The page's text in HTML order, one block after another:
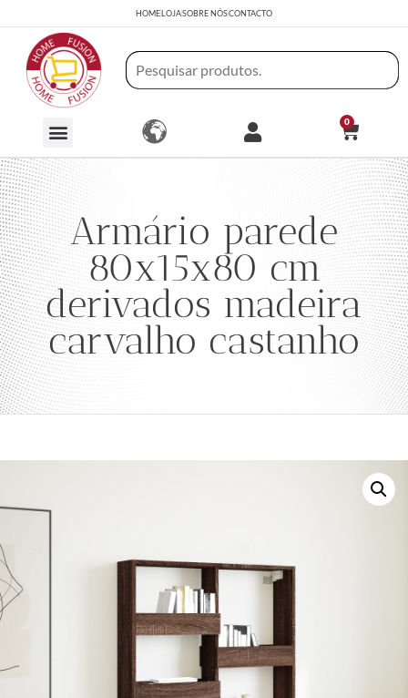
HOMELOJASOBRE NÓSCONTACTO
0
Armário parede
80x15x80 cm
derivados madeira
carvalho castanho